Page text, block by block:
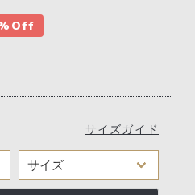
サイズガイド